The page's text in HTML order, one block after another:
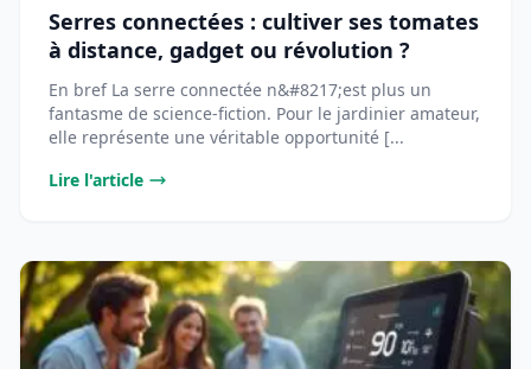
Serres connectées : cultiver ses tomates
à distance, gadget ou révolution ?
En bref La serre connectée n&#8217;est plus un
fantasme de science-fiction. Pour le jardinier amateur,
elle représente une véritable opportunité [...
Lire l'article